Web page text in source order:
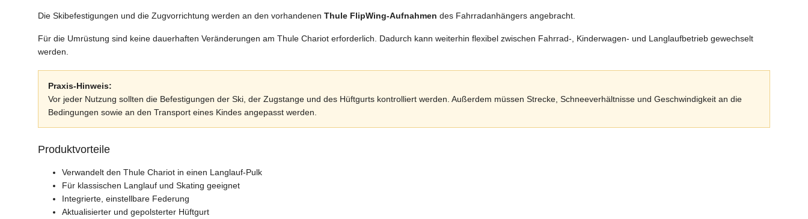
Die Skibefestigungen und die Zugvorrichtung werden an den vorhandenen Thule FlipWing-Aufnahmen des Fahrradanhängers angebracht.
Für die Umrüstung sind keine dauerhaften Veränderungen am Thule Chariot erforderlich. Dadurch kann weiterhin flexibel zwischen Fahrrad-, Kinderwagen- und Langlaufbetrieb gewechselt
werden.
Praxis-Hinweis:
Vor jeder Nutzung sollten die Befestigungen der Ski, der Zugstange und des Hüftgurts kontrolliert werden. Außerdem müssen Strecke, Schneeverhältnisse und Geschwindigkeit an die
Bedingungen sowie an den Transport eines Kindes angepasst werden.
Produktvorteile
Verwandelt den Thule Chariot in einen Langlauf-Pulk
Für klassischen Langlauf und Skating geeignet
Integrierte, einstellbare Federung
Aktualisierter und gepolsterter Hüftgurt